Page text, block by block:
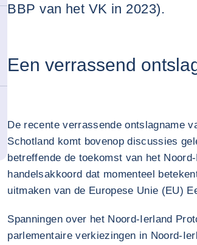
BBP van het VK in 2023).
Een verrassend
De recente verrassende ontslagname
Schotland komt bovenop discussies
betreffende de toekomst van het
handelsakkoord dat momenteel
uitmaken van de Europese Unie (EU)
Spanningen over het Noord-Ierland
parlementaire verkiezingen in Noord-